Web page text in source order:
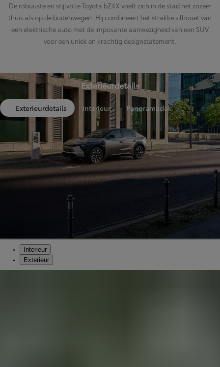
De robuuste en stijlvolle Toyota bZ4X voelt zich in de stad net zozeer
thuis als op de buitenwegen. Hij combineert het strakke silhouet van
een elektrische auto met de imposante aanwezigheid van een SUV
voor een uniek en krachtig designstatement.
Exterieurdetails
Exterieurdetails Interieur Panoramadak
Interieur
Exterieur